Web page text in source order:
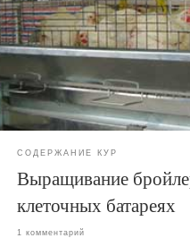
кормов и значительном
единицы производственной
при клеточном содержании
высокие потолки, чем при
(внутренняя […]
СОДЕРЖАНИЕ КУР
Выращивание
клеточных батареях
1 комментарий